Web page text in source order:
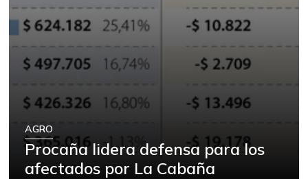
AGRO
Procaña lidera defensa para los
afectados por La Cabaña